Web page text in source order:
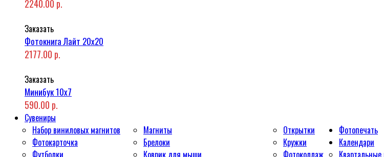
2240.00 р.
Заказать
Фотокнига Лайт 20x20
2177.00 р.
Заказать
Минибук 10х7
590.00 р.
Сувениры
Набор виниловых магнитов
Фотокарточка
Футболки
Магниты
Брелоки
Коврик для мыши
Открытки
Кружки
Фотоколлаж
Фотопечать
Календари